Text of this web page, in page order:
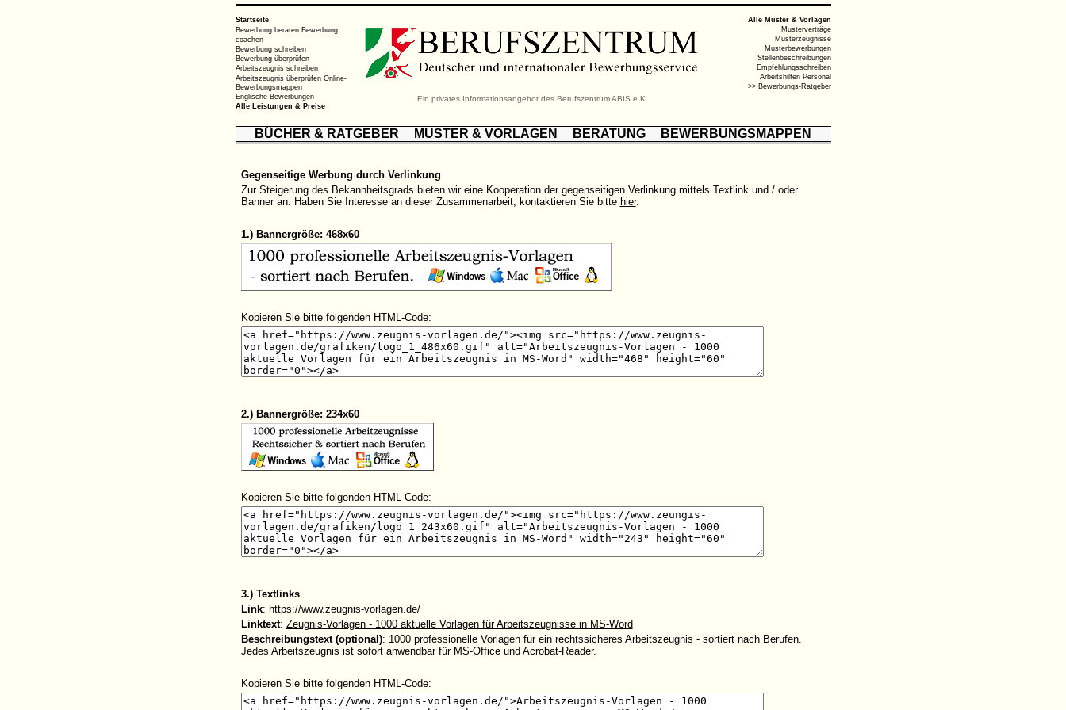
Startseite
Bewerbung beraten Bewerbung
coachen
Bewerbung schreiben
Bewerbung überprüfen
Arbeitszeugnis schreiben
Arbeitszeugnis überprüfen Online-
Bewerbungsmappen
Englische Bewerbungen
Alle Leistungen & Preise
Ein privates Informationsangebot des Berufszentrum ABIS e.K.
Alle Muster & Vorlagen
Musterverträge
Musterzeugnisse
Musterbewerbungen
Stellenbeschreibungen
Empfehlungsschreiben
Arbeitshilfen Personal
>> Bewerbungs-Ratgeber
BÜCHER & RATGEBER MUSTER & VORLAGEN BERATUNG BEWERBUNGSMAPPEN
Gegenseitige Werbung durch Verlinkung
Zur Steigerung des Bekannheitsgrads bieten wir eine Kooperation der gegenseitigen Verlinkung mittels Textlink und / oder
Banner an. Haben Sie Interesse an dieser Zusammenarbeit, kontaktieren Sie bitte hier.
1.) Bannergröße: 468x60
Kopieren Sie bitte folgenden HTML-Code:
2.) Bannergröße: 234x60
Kopieren Sie bitte folgenden HTML-Code:
3.) Textlinks
Link: https://www.zeugnis-vorlagen.de/
Linktext: Zeugnis-Vorlagen - 1000 aktuelle Vorlagen für Arbeitszeugnisse in MS-Word
Beschreibungstext (optional): 1000 professionelle Vorlagen für ein rechtssicheres Arbeitszeugnis - sortiert nach Berufen.
Jedes Arbeitszeugnis ist sofort anwendbar für MS-Office und Acrobat-Reader.
Kopieren Sie bitte folgenden HTML-Code: